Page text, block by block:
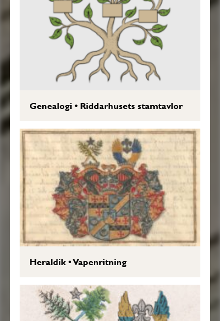
Genealogi • Riddarhusets stamtavlor
Heraldik•Vapenritning